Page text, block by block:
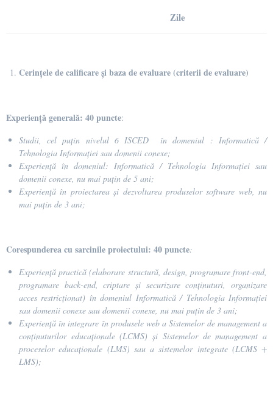
Zile
Cerințele de calificare și baza de evaluare (criterii de evaluare)
Experiență generală: 40 puncte:
Studii, cel puțin nivelul 6 ISCED în domeniul : Informatică /
Tehnologia Informației sau domenii conexe;
Experiență în domeniul: Informatică / Tehnologia Informației sau
domenii conexe, nu mai puțin de 5 ani;
Experiență în proiectarea și dezvoltarea produselor software web, nu
mai puțin de 3 ani;
Corespunderea cu sarcinile proiectului: 40 puncte:
Experiență practică (elaborare structură, design, programare front-end,
programare back-end, criptare și securizare conținuturi, organizare
acces restricționat) în domeniul Informatică / Tehnologia Informației
sau domenii conexe sau domenii conexe, nu mai puțin de 3 ani;
Experiență în integrare în produsele web a Sistemelor de management a
conținuturilor educaționale (LCMS) și Sistemelor de management a
proceselor educaționale (LMS) sau a sistemelor integrate (LCMS +
LMS);